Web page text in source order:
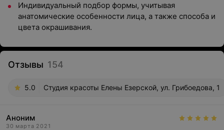
Индивидуальный подбор формы, учитывая
анатомические особенности лица, а также способа и
цвета окрашивания.
Отзывы 154
5.0 Студия красоты Елены Езерской, ул. Грибоедова, 1
Аноним
30 марта 2021